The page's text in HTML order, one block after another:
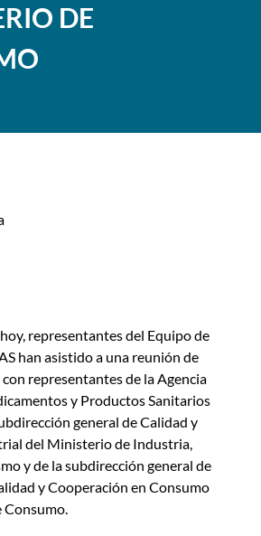
DE
representantes del Equipo de
han asistido a una reunión de
representantes de la Agencia
y Productos Sanitarios
general de Calidad y
del Ministerio de Industria,
y de la subdirección general de
y Cooperación en Consumo